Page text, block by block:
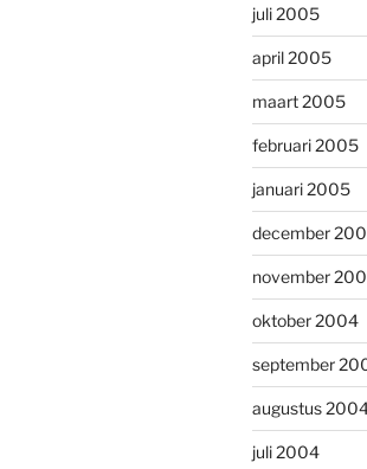
juli 2005
april 2005
maart 2005
februari 2005
januari 2005
december
november
oktober 2004
september
augustus
juli 2004